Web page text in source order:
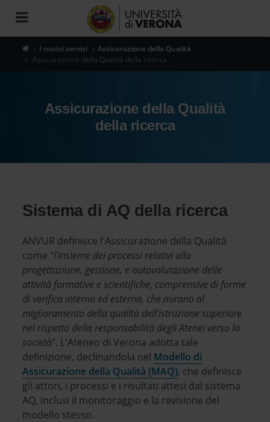
Toggle
navigation
I nostri servizi
Assicurazione della Qualità
Assicurazione della Qualità della ricerca
Assicurazione della Qualità
della ricerca
Sistema di AQ della ricerca
ANVUR definisce l'Assicurazione della Qualità
come "l'insieme dei processi relativi alla
progettazione, gestione, e autovalutazione delle
attività formative e scientifiche, comprensive di forme
di verifica interna ed esterna, che mirano al
miglioramento della qualità dell'istruzione superiore
nel rispetto della responsabilità degli Atenei verso la
società". L'Ateneo di Verona adotta tale
definizione, declinandola nel Modello di
Assicurazione della Qualità (MAQ), che definisce
gli attori, i processi e i risultati attesi dal sistema
AQ, inclusi il monitoraggio e la revisione del
modello stesso.